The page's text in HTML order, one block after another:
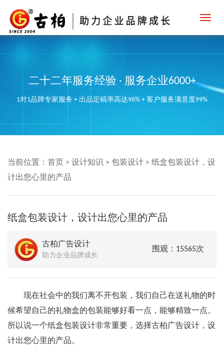
二十二年服务经验 · 服务企业6000+
1对1品牌专家服务 + 出品定稿率高达96% + 客户服务满意度99%
当前位置： 首页 > 设计知识 > 包装设计 > 纸盒包装设计，设
计出您心里的产品
纸盒包装设计，设计出您心里的产品
古柏广告设计
助力企业品牌成长
围观：15565次
现在社会中的我们离不开包装，我们自己在送礼物的时
候希望自己的礼物盒的包装能够好看一点，能够精致一点。
所以说一个纸盒包装设计非常重要，选择古柏广告设计，设
计出您心里的产品。